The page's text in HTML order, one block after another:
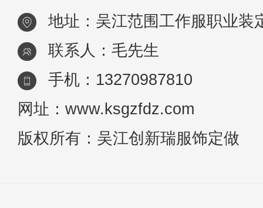
地址：吴江范围工作服职业装
联系人：毛先生
手机：13270987810
网址：www.ksgzfdz.com
版权所有：吴江创新瑞服饰定做